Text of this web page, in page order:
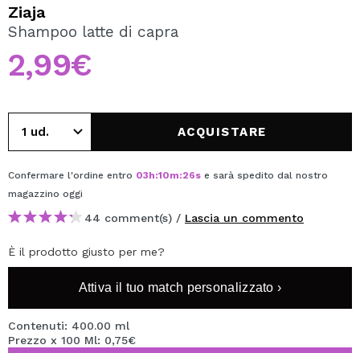
Creando un account su Maquibeauty.it potrai fare i tuoi
acquisti velocemente, controllare lo stato dei tuoi ordini e
consultare le tue operazioni precedenti.
CREARE UN ACCOUNT
Ziaja
Shampoo latte di capra
2,99€
ACQUISTARE
Confermare l'ordine entro 03h:10m:25s e sarà spedito dal nostro
magazzino oggi
44 comment(s) / Lascia un commento
È il prodotto giusto per me?
Attiva il tuo match personalizzato ›
Contenuti: 400.00 ml
Prezzo x 100 Ml: 0,75€